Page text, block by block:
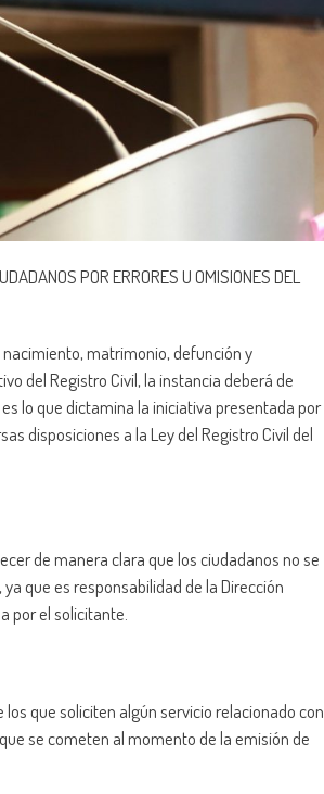
POR ERRORES U OMISIONES DEL
matrimonio, defunción y
del Registro Civil, la instancia deberá de
lo que dictamina la iniciativa presentada por
disposiciones a la Ley del Registro Civil del
de manera clara que los ciudadanos no se
que es responsabilidad de la Dirección
por el solicitante.
que soliciten algún servicio relacionado con
se cometen al momento de la emisión de